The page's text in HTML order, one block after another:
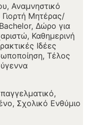
Αναμνηστικό
Μητέρας/
Δώρο για
Καθημερινή
Ιδέες
Τέλος
Σχολικό Ενθύμιο